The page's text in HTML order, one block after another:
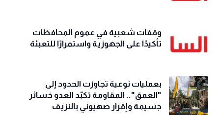
وقفات شعبية في عموم المحافظات
تأكيدًا على الجهوزية واستمرارًا للتعبئة
بعمليات نوعية تجاوزت الحدود إلى
"العمق".. المقاومة تكبّد العدو خسائر
جسيمة وإقرار صهيوني بالنزيف